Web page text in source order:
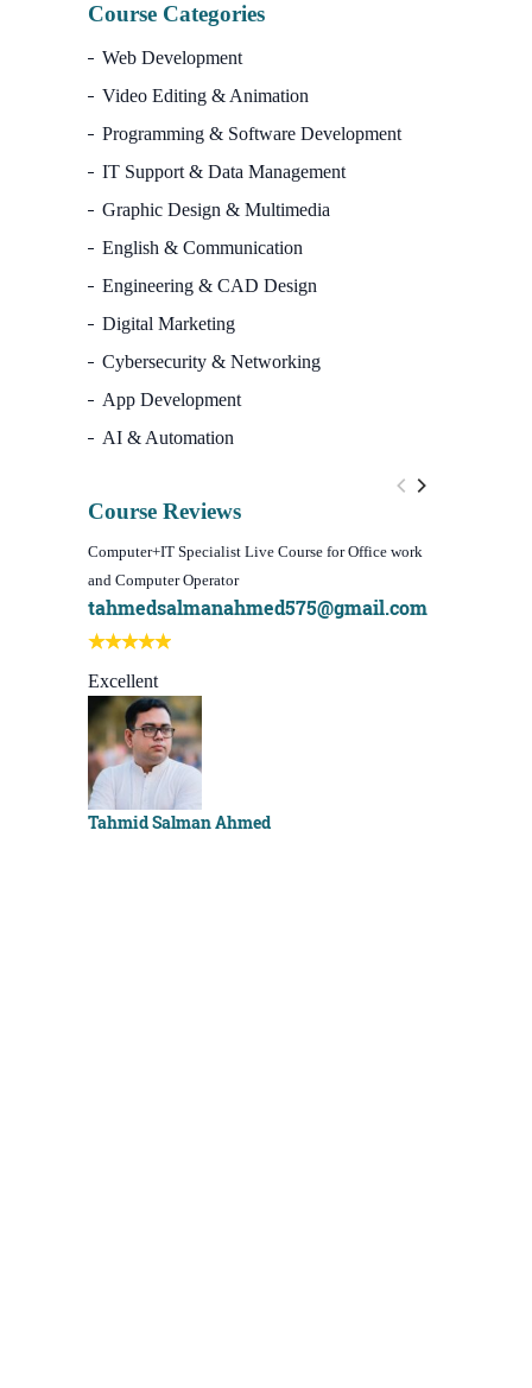
Course Categories
Web Development
Video Editing & Animation
Programming & Software Development
IT Support & Data Management
Graphic Design & Multimedia
English & Communication
Engineering & CAD Design
Digital Marketing
Cybersecurity & Networking
App Development
AI & Automation
Course Reviews
Computer+IT Specialist Live Course for Office work
and Computer Operator
tahmedsalmanahmed575@gmail.com
Excellent
Tahmid Salman Ahmed